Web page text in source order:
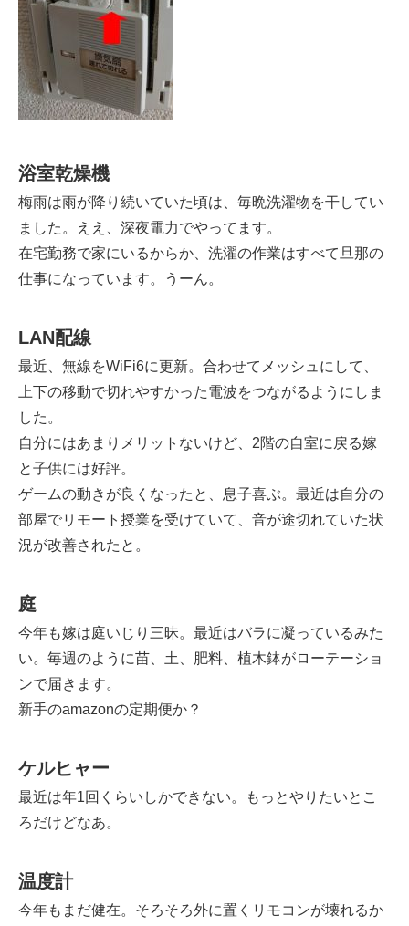
浴室乾燥機
梅雨は雨が降り続いていた頃は、毎晩洗濯物を干してい
ました。ええ、深夜電力でやってます。
在宅勤務で家にいるからか、洗濯の作業はすべて旦那の
仕事になっています。うーん。
LAN配線
最近、無線をWiFi6に更新。合わせてメッシュにして、
上下の移動で切れやすかった電波をつながるようにしま
した。
自分にはあまりメリットないけど、2階の自室に戻る嫁
と子供には好評。
ゲームの動きが良くなったと、息子喜ぶ。最近は自分の
部屋でリモート授業を受けていて、音が途切れていた状
況が改善されたと。
庭
今年も嫁は庭いじり三昧。最近はバラに凝っているみた
い。毎週のように苗、土、肥料、植木鉢がローテーショ
ンで届きます。
新手のamazonの定期便か？
ケルヒャー
最近は年1回くらいしかできない。もっとやりたいとこ
ろだけどなあ。
温度計
今年もまだ健在。そろそろ外に置くリモコンが壊れるか